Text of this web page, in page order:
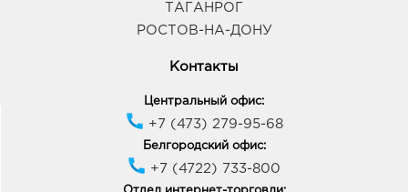
ТАГАНРОГ
РОСТОВ-НА-ДОНУ
Контакты
Центральный офис:
+7 (473) 279-95-68
Белгородский офис:
+7 (4722) 733-800